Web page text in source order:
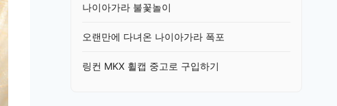
나이아가라 불꽃놀이
오랜만에 다녀온 나이아가라 폭포
링컨 MKX 휠캡 중고로 구입하기